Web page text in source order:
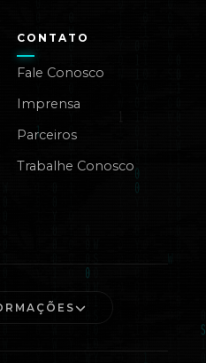
CONTATO
Fale Conosco
Imprensa
Parceiros
Trabalhe Conosco